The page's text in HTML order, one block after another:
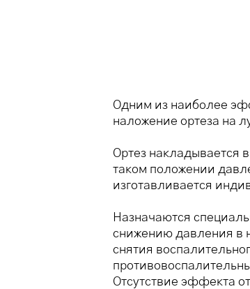
Одним из наиболее
наложение ортеза на
Ортез накладывается
таком положении
изготавливается
Назначаются
снижению давления в
снятия
Отсутствие эффекта